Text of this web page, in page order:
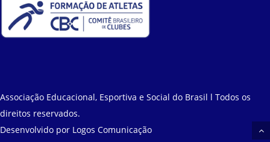
Associação Educacional, Esportiva e Social do Brasil l Todos os
direitos reservados.
Desenvolvido por Logos Comunicação